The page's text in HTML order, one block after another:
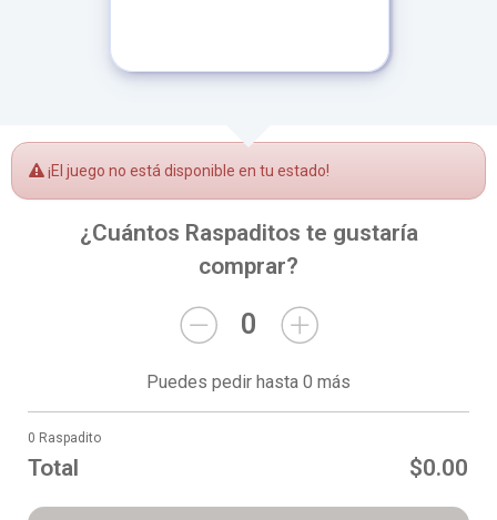
¡El juego no está disponible en tu estado!
¿Cuántos Raspaditos te gustaría
comprar?
0
Puedes pedir hasta 0 más
0 Raspadito
Total $0.00